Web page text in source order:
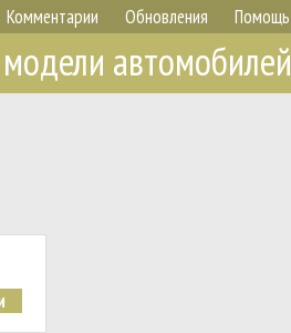
Комментарии Обновления Помощь
автомобилей